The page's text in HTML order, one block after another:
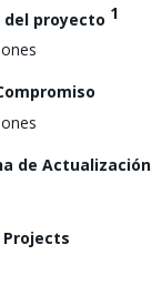
proyecto 1
de Actualización